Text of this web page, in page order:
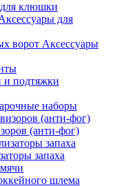
клюшки
для
Аксессуары
и подтяжки
наборы
(анти-фог)
запаха